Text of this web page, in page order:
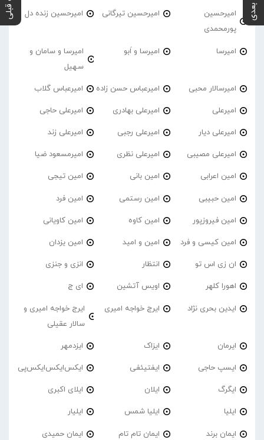
امیرحسین
پورمحمدی
امیرحسین تیرگانی امیرحسین زنده دل
امیرسا امیرسا و اَبو
امیرسا و سامان و
سهیل
امیرسالار محبی امیرعباس حسن زاده امیرعباس گلاب
امیرعلی امیرعلی بهادری امیرعلی حاجی
امیرعلی دیار امیرعلی رجبی امیرعلی زند
امیرعلی مصیبی امیرعلی نظری امیرمسعود ضیا
امین اعرابی امین بانی امین تیجی
امین حبیبی امین رستمی امین فرد
امین فیروزپور امین کاوه امین کاویانی
امین کیسی و فرد امین و امید امین یزدان
ان زی اس تو انتظار انزی و جنزی
اهورا کلهر اویس آتشین ای ج
ایدین بحری نژاد ایرج خواجه امیری
ایرج خواجه امیری و
سالار عقیلی
ایرمان ایزاک ایزدمهر
ایسپ حاجی ایفتیئفی ایکس‌ایکس‌ایکس‌پی
ایگرگ ایلان ایلای اکبری
ایلیا ایلیا شمس ایلیار
ایمان برند ایمان تام تام ایمان حمیدی